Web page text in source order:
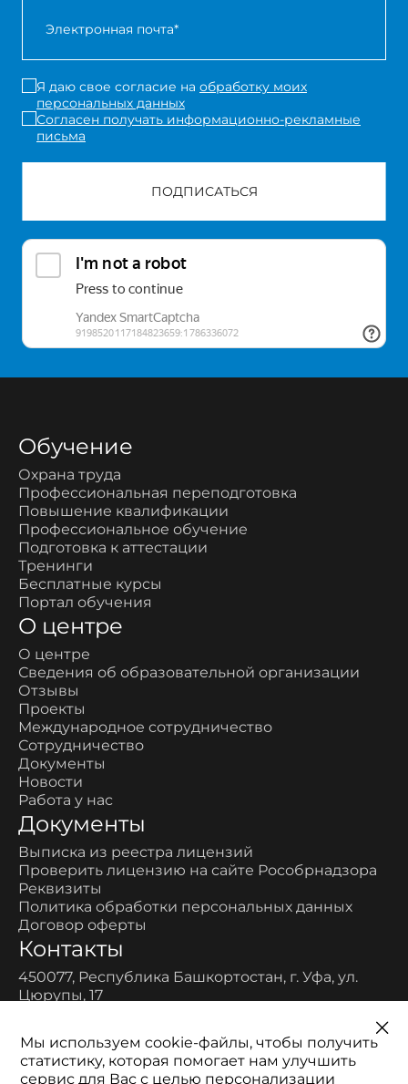
ПОДПИСАТЬСЯ
Я даю свое согласие на обработку моих
персональных данных
Согласен получать информационно-рекламные
письма
Обучение
Охрана труда
Профессиональная переподготовка
Повышение квалификации
Профессиональное обучение
Подготовка к аттестации
Тренинги
Бесплатные курсы
Портал обучения
О центре
О центре
Сведения об образовательной организации
Отзывы
Проекты
Международное сотрудничество
Сотрудничество
Документы
Новости
Работа у нас
Документы
Выписка из реестра лицензий
Проверить лицензию на сайте Рособрнадзора
Реквизиты
Политика обработки персональных данных
Договор оферты
Контакты
450077, Республика Башкортостан, г. Уфа, ул.
Цюрупы, 17
Телефон:
+7 (347) 200-96-90
Мы используем cookie-файлы, чтобы получить
статистику, которая помогает нам улучшить
сервис для Вас с целью персонализации